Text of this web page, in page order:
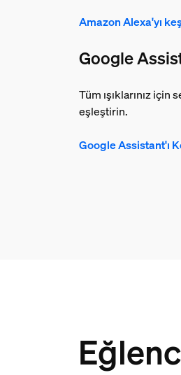
Amazon Alexa'yı
Google
Tüm ışıklarınız
eşleştirin.
Google Assistant'ı